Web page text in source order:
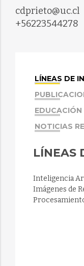
cdprieto@uc.cl
+56223544278
LÍNEAS DE
EDUCACIÓN
NOTICIAS
LÍNEAS
Inteligencia
Imágenes de